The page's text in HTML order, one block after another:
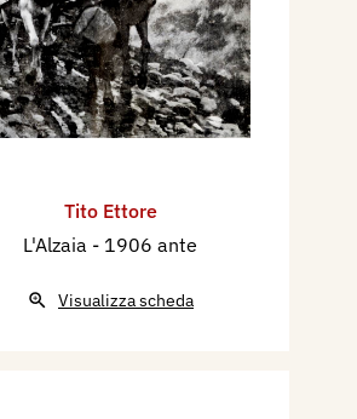
Tito Ettore
L'Alzaia - 1906 ante
Visualizza scheda